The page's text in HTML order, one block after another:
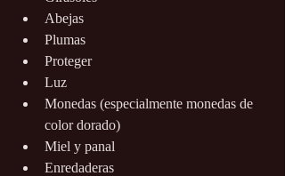
Abejas
Plumas
Proteger
Luz
Monedas (especialmente monedas de
color dorado)
Miel y panal
Enredaderas